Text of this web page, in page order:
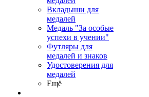
Вкладыши для
медалей
Медаль "За особые
успехи в учении"
Футляры для
медалей и знаков
Удостоверения для
медалей
Ещё